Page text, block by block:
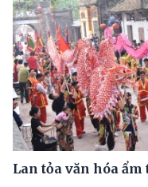
Lan tỏa văn hóa ẩm